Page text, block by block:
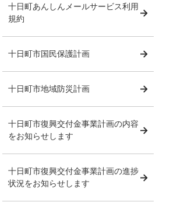
十日町あんしんメールサービス利用
規約
十日町市国民保護計画
十日町市地域防災計画
十日町市復興交付金事業計画の内容
をお知らせします
十日町市復興交付金事業計画の進捗
状況をお知らせします